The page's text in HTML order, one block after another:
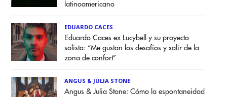
latinoamericano
EDUARDO CACES
Eduardo Caces ex Lucybell y su proyecto
solista: “Me gustan los desafíos y salir de la
zona de confort”
ANGUS & JULIA STONE
Angus & Julia Stone: Cómo la espontaneidad